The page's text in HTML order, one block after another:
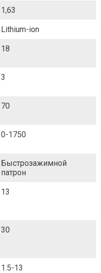
1,63
Lithium-ion
18
3
70
0-1750
Быстрозажимной
патрон
13
30
1.5-13